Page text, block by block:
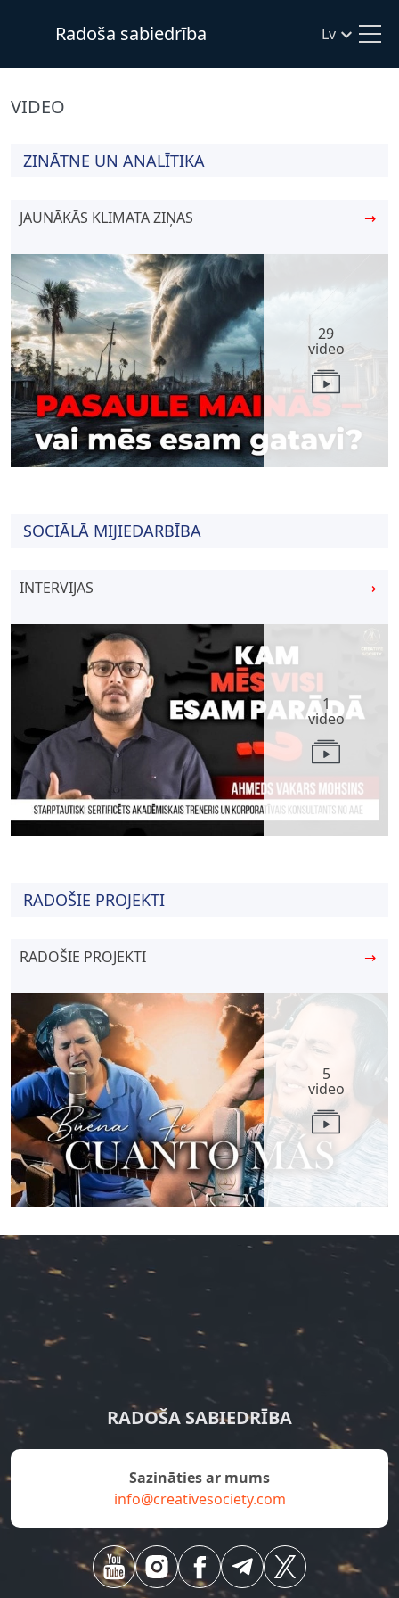
Radoša sabiedrība Lv
VIDEO
ZINĀTNE UN ANALĪTIKA
JAUNĀKĀS KLIMATA ZIŅAS →
29
video
SOCIĀLĀ MIJIEDARBĪBA
INTERVIJAS →
1
video
RADOŠIE PROJEKTI
RADOŠIE PROJEKTI →
5
video
RADOŠA SABIEDRĪBA
Sazināties ar mums
info@creativesociety.com